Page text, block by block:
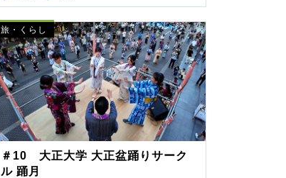
旅・くらし
＃10 大正大学 大正盆踊りサーク
ル 踊月